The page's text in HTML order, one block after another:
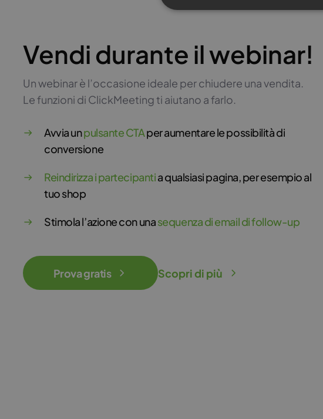
Vendi durante il webinar!
Un webinar è l’occasione ideale per chiudere una vendita.
Le funzioni di ClickMeeting ti aiutano a farlo.
Avvia unpulsante CTAper aumentare le possibilità di
conversione
Reindirizza i partecipantia qualsiasi pagina, per esempio al
tuo shop
Stimola l’azione con unasequenza di email di follow-up
Prova gratis Scopri di più